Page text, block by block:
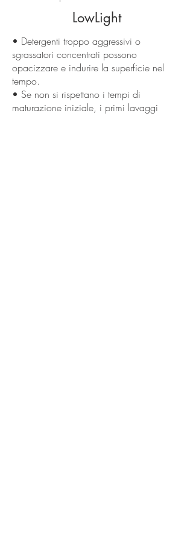
LowLight
• Detergenti troppo aggressivi o
sgrassatori concentrati possono
opacizzare e indurire la superficie nel
tempo.
• Se non si rispettano i tempi di
maturazione iniziale, i primi lavaggi